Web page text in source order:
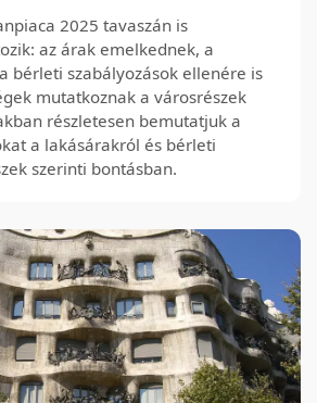
2025 tavaszán is
az árak emelkednek, a
bérleti szabályozások ellenére is
mutatkoznak a városrészek
részletesen bemutatjuk a
a lakásárakról és bérleti
szerinti bontásban.